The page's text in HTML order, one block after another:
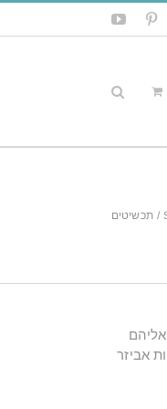
Pinterest
YouTube
תכשיטים
אביזר